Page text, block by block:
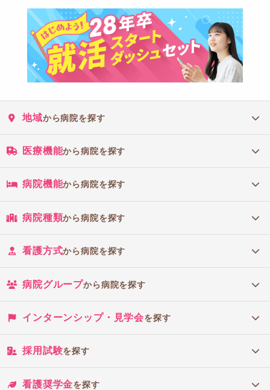
地域から病院を探す
医療機能から病院を探す
病院機能から病院を探す
病院種類から病院を探す
看護方式から病院を探す
病院グループから病院を探す
インターンシップ・見学会を探す
採用試験を探す
看護奨学金を探す